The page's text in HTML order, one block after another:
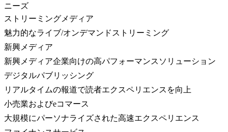
ニーズ
ストリーミングメディア
魅力的なライブ/オンデマンドストリーミング
新興メディア
新興メディア企業向けの高パフォーマンスソリューション
デジタルパブリッシング
リアルタイムの報道で読者エクスペリエンスを向上
小売業およびeコマース
大規模にパーソナライズされた高速エクスペリエンス